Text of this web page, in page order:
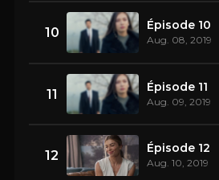
10 Épisode 10
Aug. 08, 2019
11 Épisode 11
Aug. 09, 2019
12 Épisode 12
Aug. 10, 2019